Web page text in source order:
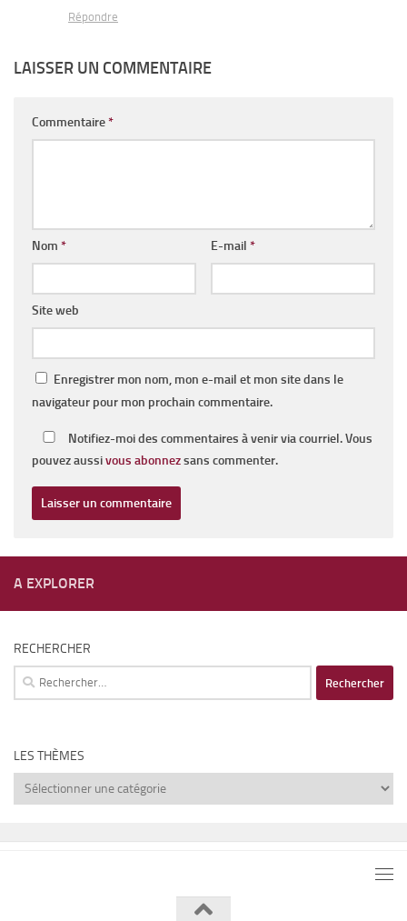
Répondre
LAISSER UN COMMENTAIRE
Commentaire*
Nom * E-mail *
Site web
Enregistrer mon nom, mon e-mail et mon site dans le
navigateur pour mon prochain commentaire.
Notifiez-moi des commentaires à venir via courriel. Vous
pouvez aussivous abonnezsans commenter.
A EXPLORER
RECHERCHER
Rechercher :
LES THÈMES
Les
thèmes